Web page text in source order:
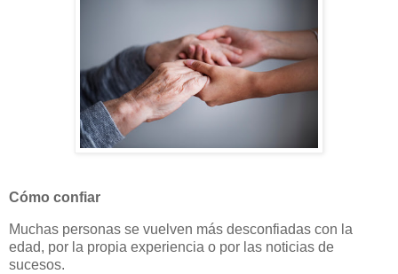
Cómo confiar
Muchas personas se vuelven más desconfiadas con la
edad, por la propia experiencia o por las noticias de
sucesos.